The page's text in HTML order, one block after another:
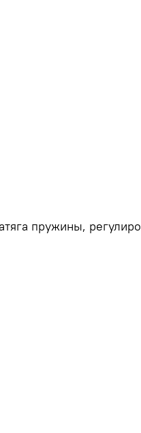
пружины,